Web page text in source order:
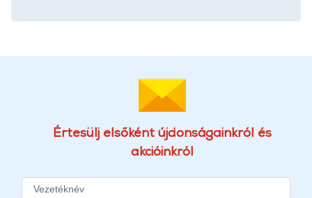
Értesülj elsőként újdonságainkról és
akcióinkról